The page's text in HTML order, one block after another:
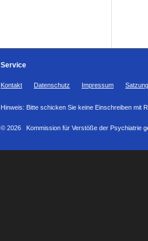
Service
Kontakt Datenschutz Impressum Satzung
Hinweis: Bitte schicken Sie keine Einschreiben mit
© 2026 Kommission für Verstöße der Psychiatrie